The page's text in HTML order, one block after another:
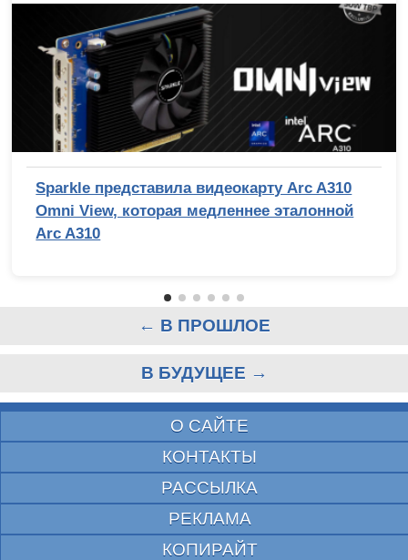
Sparkle представила видеокарту Arc A310
Omni View, которая медленнее эталонной
Arc A310
← В ПРОШЛОЕ
В БУДУЩЕЕ →
О САЙТЕ
КОНТАКТЫ
РАССЫЛКА
РЕКЛАМА
КОПИРАЙТ